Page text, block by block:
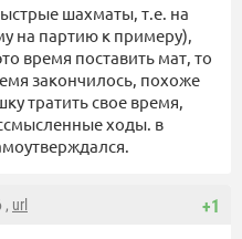
шахматы, т.е. на
на партию к примеру),
время поставить мат, то
закончилось, похоже
тратить свое время,
ходы. в
+1
, url